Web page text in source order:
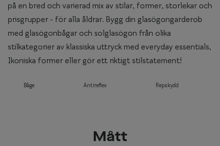
på en bred och varierad mix av stilar, former, storlekar och
prisgrupper - för alla åldrar. Bygg din glasögongarderob
med glasögonbågar och solglasögon från olika
stilkategorier av klassiska uttryck med everyday essentials,
Ikoniska former eller gör ett riktigt stilstatement!
Båge Antireflex Repskydd
Mått